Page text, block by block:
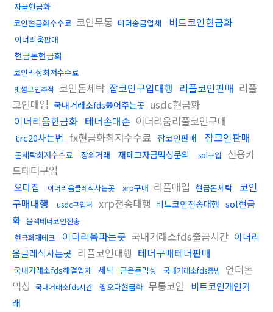
자금현금화
코인현금화수수료 코인무통 테더송금업체 비트코인현금화
이더리움판매
현금돈현금화
코인믹싱최저수수료
빗썸코인추적 코인돈세탁 잡코인구입대행 리플코인판매 리플
코인매입 국내거래소fds뚫어주는곳 usdc현금화
이더리움현금화 테더손대손 이더리움리플코인구매
trc20사는법 fx현금화최저수수료 잡코인판매 잡코인판매
돈세탁최저수수료 장외거래 재테크자금믹싱문의 sol구입
신용카
드테더구입
오다집 이더리움클레식사는곳 xrp구매 리플매입 현금돈세탁
코인
구매대행
usdc구입처 xrp전송대행 비트코인전송대행 sol현금
화 블랙테더코인전송
현금화재테크
이더리움파는곳 국내거래소fds출금시간 이더리
움클레식사는곳 리플코인대행 테더구매테더판매
국내거래소fds해결업체 세탁 금은돈믹싱 국내거래소fds증빙
언더돈
믹싱 국내거래소fds시간 핑오다현금화 무통코인
비트코인개인거
래